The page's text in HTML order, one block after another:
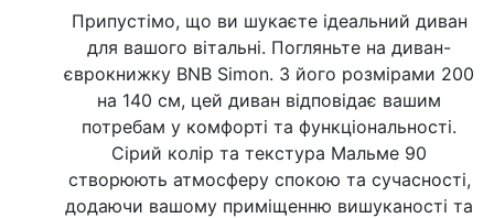
Припустімо, що ви шукаєте ідеальний диван
для вашого вітальні. Погляньте на диван-
єврокнижку BNB Simon. З його розмірами 200
на 140 см, цей диван відповідає вашим
потребам у комфорті та функціональності.
Сірий колір та текстура Мальме 90
створюють атмосферу спокою та сучасності,
додаючи вашому приміщенню вишуканості та